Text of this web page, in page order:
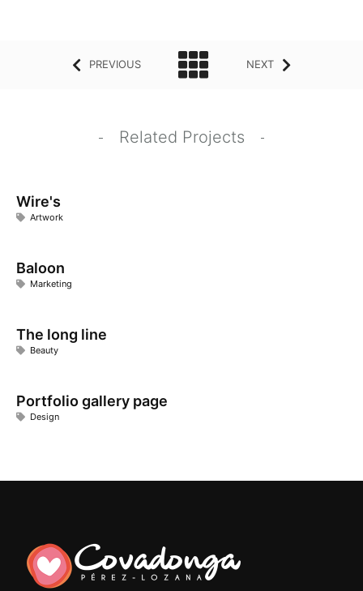
PREVIOUS NEXT
Related Projects
Wire's
Artwork
Baloon
Marketing
The long line
Beauty
Portfolio gallery page
Design